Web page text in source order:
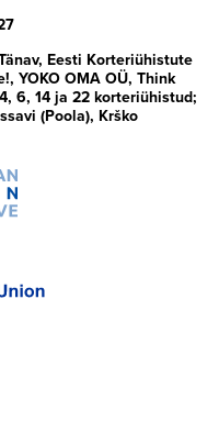
Eesti Korteriühistute
YOKO OMA OÜ, Think
6, 14 ja 22korteriühistud;
(Poola), Krško